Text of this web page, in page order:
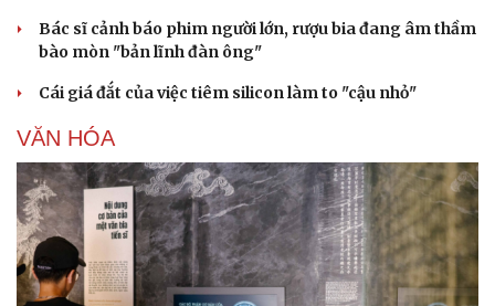
Bác sĩ cảnh báo phim người lớn, rượu bia đang âm thầm
bào mòn "bản lĩnh đàn ông"
Cái giá đắt của việc tiêm silicon làm to "cậu nhỏ"
VĂN HÓA